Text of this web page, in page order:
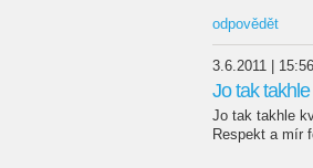
odpovědět
3.6.2011 |
Jo tak
Jo tak takhle
Respekt a mír